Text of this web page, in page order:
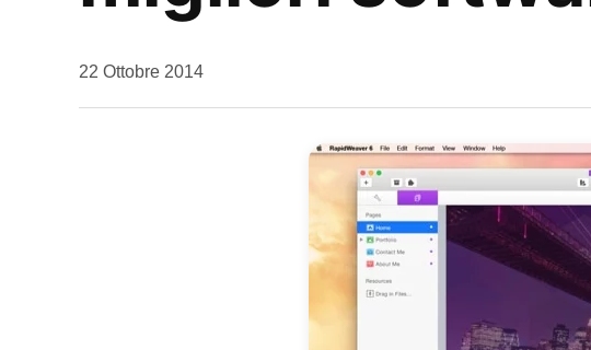
da
22 Ottobre 2014